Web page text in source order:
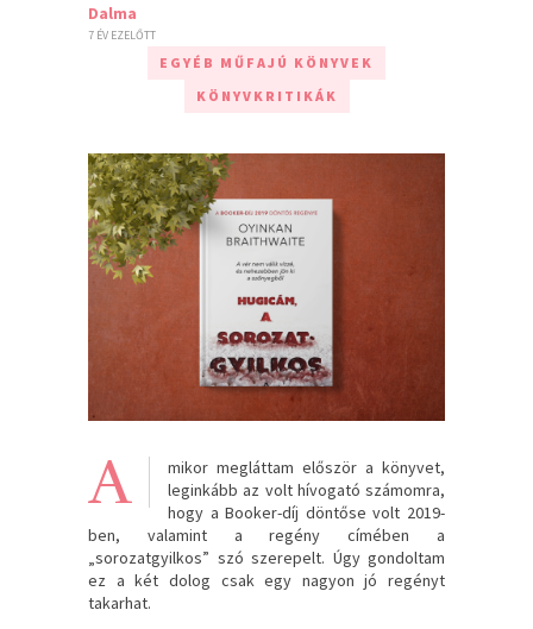
Dalma
7 ÉV EZELŐTT
EGYÉB MŰFAJÚ KÖNYVEK
KÖNYVKRITIKÁK
A
mikor megláttam először a könyvet,
leginkább az volt hívogató számomra,
hogy a Booker-díj döntőse volt 2019-
ben, valamint a regény címében a
„sorozatgyilkos” szó szerepelt. Úgy gondoltam
ez a két dolog csak egy nagyon jó regényt
takarhat.